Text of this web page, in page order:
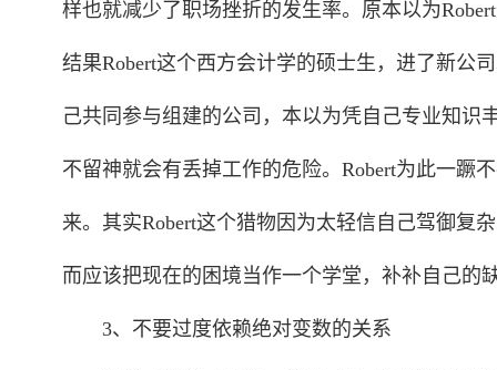
样也就减少了职场挫折的发生率。原本以为
结果Robert这个西方会计学的硕士生，进了新公
己共同参与组建的公司，本以为凭自己专业知识
不留神就会有丢掉工作的危险。Robert为此一蹶
来。其实Robert这个猎物因为太轻信自己驾御复
而应该把现在的困境当作一个学堂，补补自己的
3、不要过度依赖绝对变数的关系